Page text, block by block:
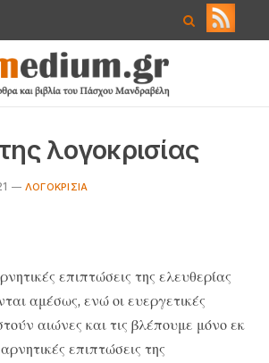
λογοκρισίας
ΛΟΓΟΚΡΙΣΊΑ
επιπτώσεις της ελευθερίας
αμέσως, ενώ οι ευεργετικές
αιώνες και τις βλέπουμε μόνο εκ
επιπτώσεις της